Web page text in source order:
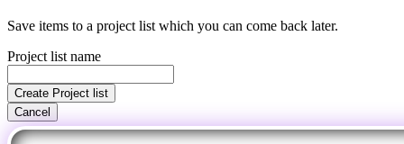
Save items to a project list which you can come back later.
Project list name
Create Project list
Cancel